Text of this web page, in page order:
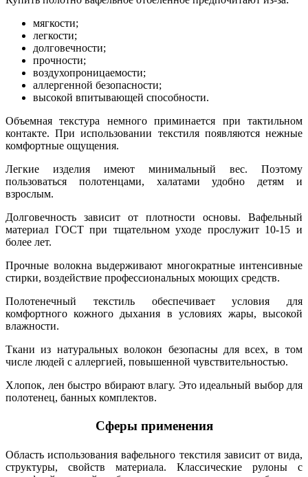
мягкости;
легкости;
долговечности;
прочности;
воздухопроницаемости;
аллергенной безопасности;
высокой впитывающей способности.
Объемная текстура немного приминается при тактильном
контакте. При использовании текстиля появляются нежные
комфортные ощущения.
Легкие изделия имеют минимальный вес. Поэтому
пользоваться полотенцами, халатами удобно детям и
взрослым.
Долговечность зависит от плотности основы. Вафельный
материал ГОСТ при тщательном уходе прослужит 10-15 и
более лет.
Прочные волокна выдерживают многократные интенсивные
стирки, воздействие профессиональных моющих средств.
Полотенечный текстиль обеспечивает условия для
комфортного кожного дыхания в условиях жары, высокой
влажности.
Ткани из натуральных волокон безопасны для всех, в том
числе людей с аллергией, повышенной чувствительностью.
Хлопок, лен быстро вбирают влагу. Это идеальный выбор для
полотенец, банных комплектов.
Сферы применения
Область использования вафельного текстиля зависит от вида,
структуры, свойств материала. Классические рулоны с